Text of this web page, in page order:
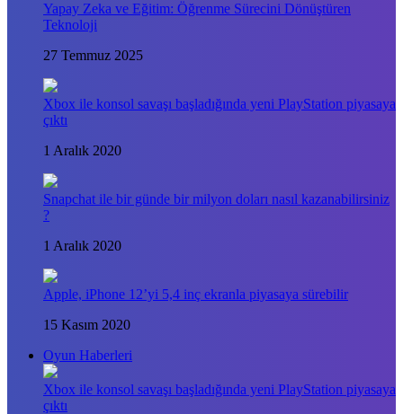
Yapay Zeka ve Eğitim: Öğrenme Sürecini Dönüştüren
Teknoloji
27 Temmuz 2025
Xbox ile konsol savaşı başladığında yeni PlayStation piyasaya
çıktı
1 Aralık 2020
Snapchat ile bir günde bir milyon doları nasıl kazanabilirsiniz
?
1 Aralık 2020
Apple, iPhone 12’yi 5,4 inç ekranla piyasaya sürebilir
15 Kasım 2020
Oyun Haberleri
Xbox ile konsol savaşı başladığında yeni PlayStation piyasaya
çıktı